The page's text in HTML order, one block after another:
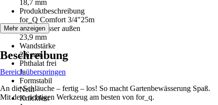
18,7 mm
Produktbeschreibung
for_Q Comfort 3/4"25m
Durchmesser außen
23,9 mm
Wandstärke
2,6 mm
Phthalat frei
Ja
Formstabil
Nein
Knickfest
Mehr anzeigen
Beschreibung
Bereich überspringen
An die Schläuche – fertig – los! So macht Gartenbewässerung Spaß.
Mit dem richtigen Werkzeug am besten von for_q.